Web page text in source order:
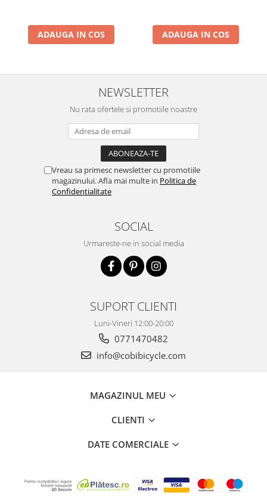
ADAUGA IN COS ADAUGA IN COS
NEWSLETTER
Nu rata ofertele si promotiile noastre
Vreau sa primesc newsletter cu promotiile
magazinului. Afla mai multe in Politica de
Confidentialitate
SOCIAL
Urmareste-ne in social media
SUPORT CLIENTI
Luni-Vineri 12:00-20:00
0771470482
info@cobibicycle.com
MAGAZINUL MEU
CLIENTI
DATE COMERCIALE